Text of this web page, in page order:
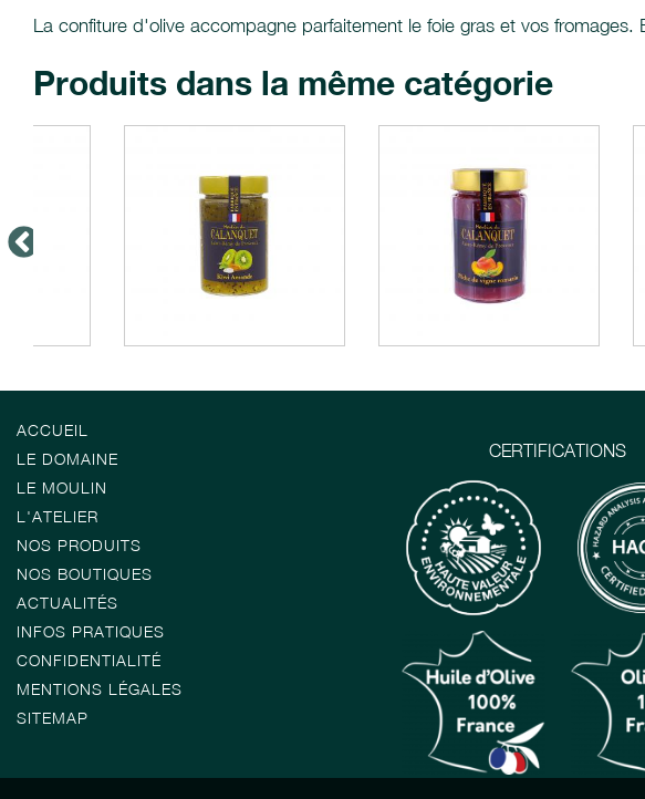
La confiture d'olive accompagne parfaitement le foie gras et vos
Produits dans la même catégorie
ACCUEIL
LE DOMAINE
LE MOULIN
L'ATELIER
NOS PRODUITS
NOS BOUTIQUES
ACTUALITÉS
INFOS PRATIQUES
CONFIDENTIALITÉ
MENTIONS LÉGALES
SITEMAP
CERTIFICATIONS